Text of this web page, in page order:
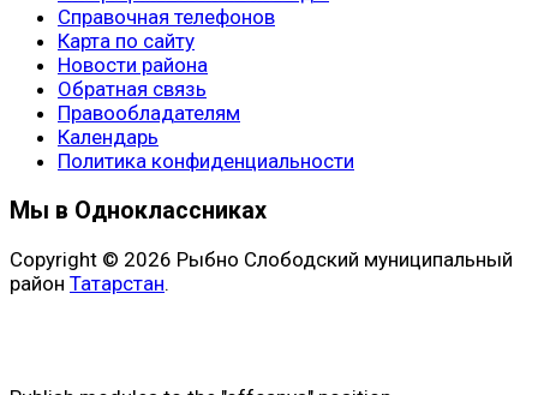
Справочная телефонов
Карта по сайту
Новости района
Обратная связь
Правообладателям
Календарь
Политика конфиденциальности
Мы в Одноклассниках
Copyright © 2026 Рыбно Слободский муниципальный
район Татарстан.